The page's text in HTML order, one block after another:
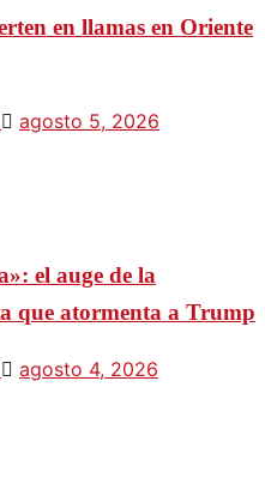
en llamas en Oriente
agosto 5, 2026
el auge de la
que atormenta a Trump
agosto 4, 2026